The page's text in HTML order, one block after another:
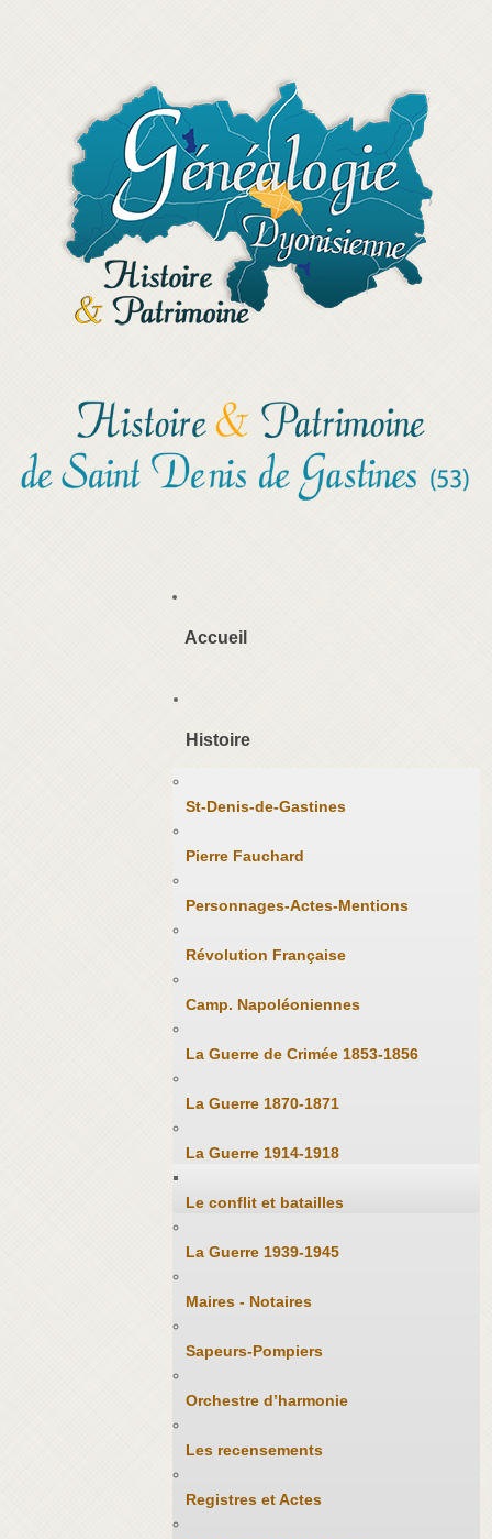
Accueil
Histoire
St-Denis-de-Gastines
Pierre Fauchard
Personnages-Actes-Mentions
Révolution Française
Camp. Napoléoniennes
La Guerre de Crimée 1853-1856
La Guerre 1870-1871
La Guerre 1914-1918
Le conflit et batailles
La Guerre 1939-1945
Maires - Notaires
Sapeurs-Pompiers
Orchestre d’harmonie
Les recensements
Registres et Actes